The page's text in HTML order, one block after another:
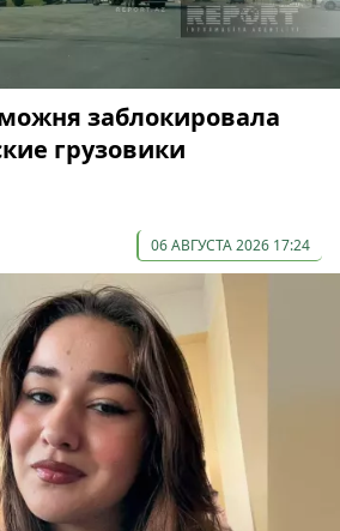
заблокировала
грузовики
06 АВГУСТА 2026 17:24